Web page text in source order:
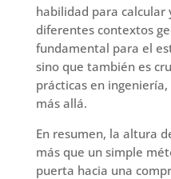
habilidad para
diferentes contextos
fundamental para el
sino que también es
prácticas en
más allá.
En resumen, la altura
más que un simple
puerta hacia una